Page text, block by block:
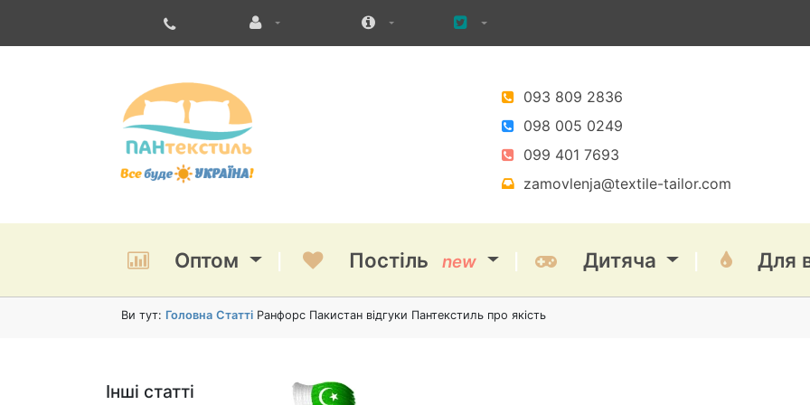
093 809 2836
098 005 0249
099 401 7693
zamovlenja@textile-tailor.com
Оптом Постіль new Дитяча Для
Ви тут: Головна Статті Ранфорс Пакистан відгуки Пантекстиль про якість
Інші статті